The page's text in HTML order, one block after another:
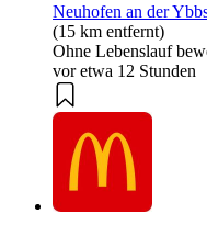
Neuhofen an der
(15 km entfernt)
Ohne Lebenslauf
vor etwa 12 Stunden